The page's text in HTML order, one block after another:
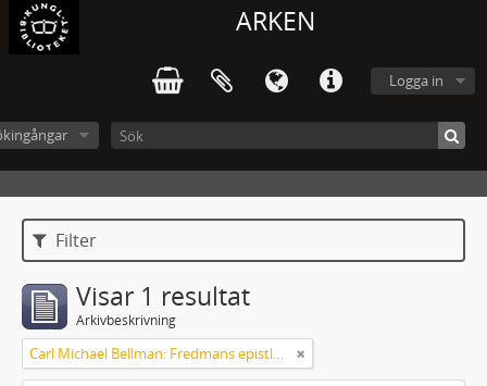
ARKEN
Logga in
Filter
Visar 1 resultat
Arkivbeskrivning
Carl Michael Bellman: Fredmans epistlar [Nechers ex.]. Ep. 1-50